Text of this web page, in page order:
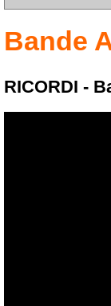
Bande
RICORDI -